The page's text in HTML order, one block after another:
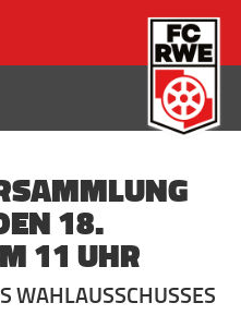
18.
11 UHR
WAHLAUSSCHUSSES